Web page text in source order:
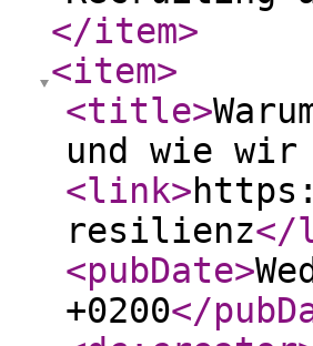
</item>
<item>
<title>
und wie wir
<link>
resilienz</
<pubDate>
+0200</